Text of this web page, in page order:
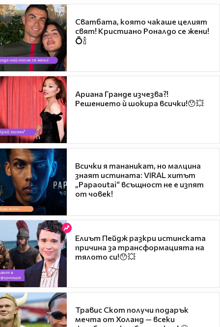
Сватбата, която чакаше целият
свят! Кристиано Роналдо се жени!
💍🍾
Ариана Гранде изчезва?!
Решението ѝ шокира всички!😯💥
Всички я тананикат, но малцина
знаят истината: VIRAL хитът
„Papaoutai“ всъщност не е изпят
от човек!
Елиът Пейдж разкри истинската
причина за трансформацията на
тялото си!😯💥
Травис Скот получи подарък
мечта от Холанд — всеки